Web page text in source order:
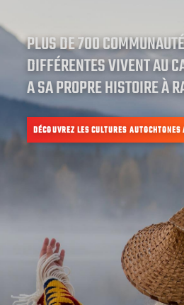
PLUS DE 700
DIFFÉRENTES VIVENT AU
A SA PROPRE HISTOIRE À
DÉCOUVREZ LES CULTURES